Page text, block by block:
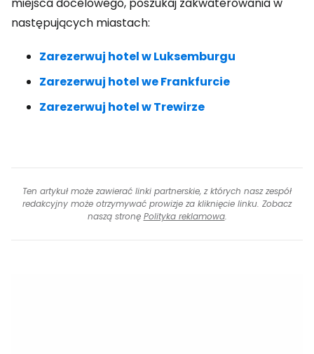
następujących miastach:
Zarezerwuj hotel w Luksemburgu
Zarezerwuj hotel we Frankfurcie
Zarezerwuj hotel w Trewirze
Ten artykuł może zawierać linki partnerskie, z których nasz zespół
redakcyjny może otrzymywać prowizje za kliknięcie linku. Zobacz
naszą stronę Polityka reklamowa.